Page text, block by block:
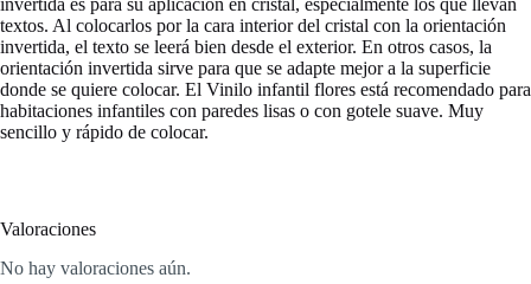
invertida es para su aplicación en cristal, especialmente los que llevan
textos. Al colocarlos por la cara interior del cristal con la orientación
invertida, el texto se leerá bien desde el exterior. En otros casos, la
orientación invertida sirve para que se adapte mejor a la superficie
donde se quiere colocar. El Vinilo infantil flores está recomendado para
habitaciones infantiles con paredes lisas o con gotele suave. Muy
sencillo y rápido de colocar.
Valoraciones
No hay valoraciones aún.